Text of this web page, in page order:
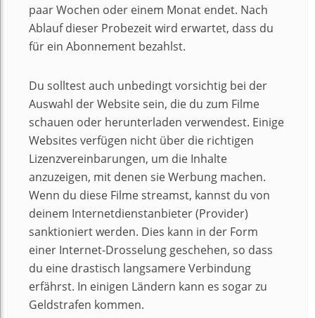
paar Wochen oder einem Monat endet. Nach
Ablauf dieser Probezeit wird erwartet, dass du
für ein Abonnement bezahlst.
Du solltest auch unbedingt vorsichtig bei der
Auswahl der Website sein, die du zum Filme
schauen oder herunterladen verwendest. Einige
Websites verfügen nicht über die richtigen
Lizenzvereinbarungen, um die Inhalte
anzuzeigen, mit denen sie Werbung machen.
Wenn du diese Filme streamst, kannst du von
deinem Internetdienstanbieter (Provider)
sanktioniert werden. Dies kann in der Form
einer Internet-Drosselung geschehen, so dass
du eine drastisch langsamere Verbindung
erfährst. In einigen Ländern kann es sogar zu
Geldstrafen kommen.